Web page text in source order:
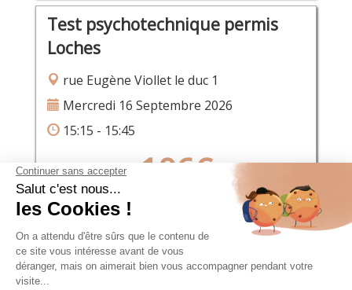
Test psychotechnique permis
Loches
rue Eugène Viollet le duc 1
Mercredi 16 Septembre 2026
15:15 - 15:45
106€
RÉSERVER